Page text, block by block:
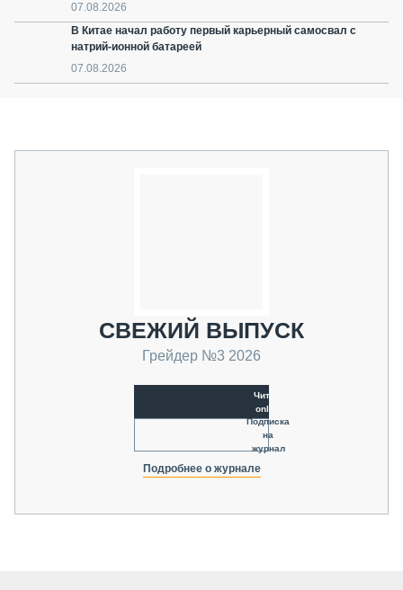
07.08.2026
В Китае начал работу первый карьерный самосвал с
натрий-ионной батареей
07.08.2026
СВЕЖИЙ ВЫПУСК
Грейдер №3 2026
Читать
online
Подписка
на
журнал
Подробнее о журнале